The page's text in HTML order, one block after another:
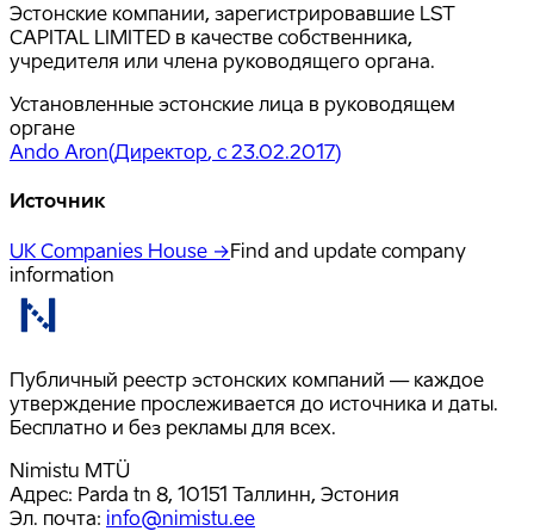
Эстонские компании, зарегистрировавшие LST
CAPITAL LIMITED в качестве собственника,
учредителя или члена руководящего органа.
Установленные эстонские лица в руководящем
органе
Ando Aron(Директор, с 23.02.2017)
Источник
UK Companies House →Find and update company
information
Публичный реестр эстонских компаний — каждое
утверждение прослеживается до источника и даты.
Бесплатно и без рекламы для всех.
Nimistu MTÜ
Адрес: Parda tn 8, 10151 Таллинн, Эстония
Эл. почта: info@nimistu.ee